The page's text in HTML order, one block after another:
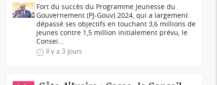
Fort du succès du Programme Jeunesse du
Gouvernement (PJ-Gouv) 2024, qui a largement
dépassé ses objectifs en touchant 3,6 millions de
jeunes contre 1,5 million initialement prévu, le
Consei...
il y a 3 jours